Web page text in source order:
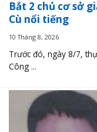
Bắt 2 chủ cơ sở
Cù nổi tiếng
10 Tháng 8, 2026
Trước đó, ngày 8/7,
Công ...